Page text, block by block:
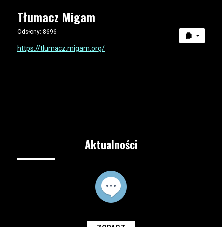
Tłumacz Migam
Odsłony: 8696
https://tlumacz.migam.org/
Aktualności